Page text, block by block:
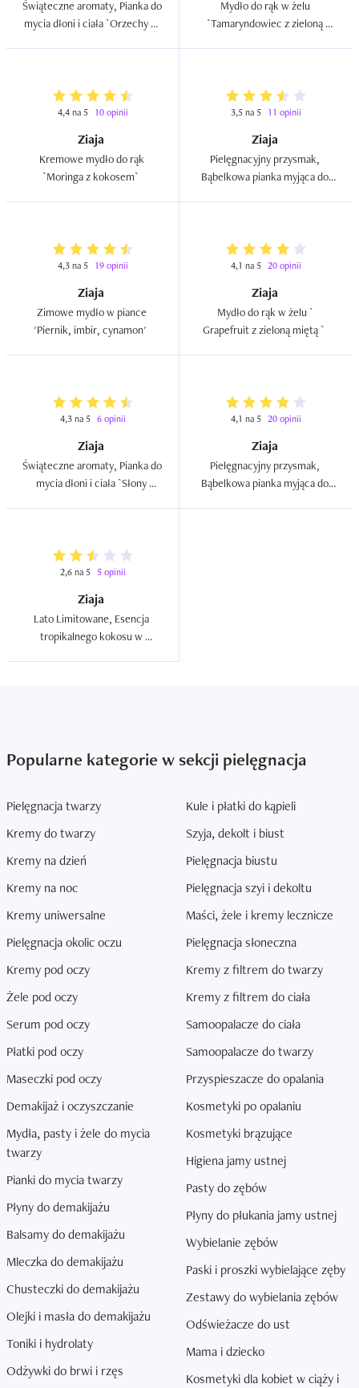
Świąteczne aromaty, Pianka do
mycia dłoni i ciała `Orzechy w
Mydło do rąk w żelu
`Tamaryndowiec z zieloną
4,4 na 5 10 opinii
Ziaja
Kremowe mydło do rąk
3,5 na 5 11 opinii
Ziaja
Pielęgnacyjny przysmak,
Bąbelkowa pianka myjąca do
4,3 na 5 19 opinii
Ziaja
Zimowe mydło w piance
4,1 na 5 20 opinii
Ziaja
Mydło do rąk w żelu `
4,3 na 5 6 opinii
Ziaja
Świąteczne aromaty, Pianka do
mycia dłoni i ciała `Słony
4,1 na 5 20 opinii
Ziaja
Pielęgnacyjny przysmak,
Bąbelkowa pianka myjąca do
2,6 na 5 5 opinii
Ziaja
Lato Limitowane, Esencja
tropikalnego kokosu w
Popularne kategorie w sekcji pielęgnacja
Pielęgnacja twarzy
Kremy do twarzy
Kremy na dzień
Kremy na noc
Kremy uniwersalne
Pielęgnacja okolic oczu
Kremy pod oczy
Żele pod oczy
Serum pod oczy
Płatki pod oczy
Maseczki pod oczy
Demakijaż i oczyszczanie
Mydła, pasty i żele do mycia
twarzy
Pianki do mycia twarzy
Płyny do demakijażu
Balsamy do demakijażu
Mleczka do demakijażu
Chusteczki do demakijażu
Olejki i masła do demakijażu
Toniki i hydrolaty
Odżywki do brwi i rzęs
Kule i płatki do kąpieli
Szyja, dekolt i biust
Pielęgnacja biustu
Pielęgnacja szyi i dekoltu
Maści, żele i kremy lecznicze
Pielęgnacja słoneczna
Kremy z filtrem do twarzy
Kremy z filtrem do ciała
Samoopalacze do ciała
Samoopalacze do twarzy
Przyspieszacze do opalania
Kosmetyki po opalaniu
Kosmetyki brązujące
Higiena jamy ustnej
Pasty do zębów
Płyny do płukania jamy ustnej
Wybielanie zębów
Paski i proszki wybielające zęby
Zestawy do wybielania zębów
Odświeżacze do ust
Mama i dziecko
Kosmetyki dla kobiet w ciąży i